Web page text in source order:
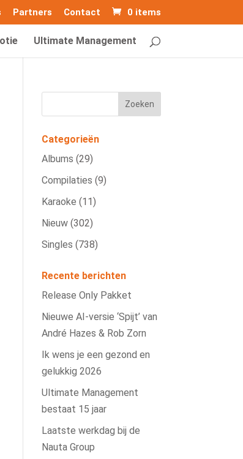
Partners Contact 0 items
Ultimate Management
Categorieën
Albums (29)
Compilaties (9)
Karaoke (11)
Nieuw (302)
Singles (738)
Recente berichten
Release Only Pakket
Nieuwe AI‑versie ‘Spijt’ van
André Hazes & Rob Zorn
Ik wens je een gezond en
gelukkig 2026
Ultimate Management
bestaat 15 jaar
Laatste werkdag bij de
Nauta Group